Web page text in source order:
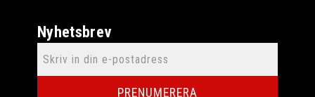
Nyhetsbrev
PRENUMERERA